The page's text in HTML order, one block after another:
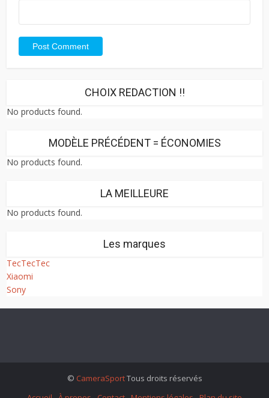
CHOIX REDACTION !!
No products found.
MODÈLE PRÉCÉDENT = ÉCONOMIES
No products found.
LA MEILLEURE
No products found.
Les marques
TecTecTec
Xiaomi
Sony
© CameraSportTous droits réservés